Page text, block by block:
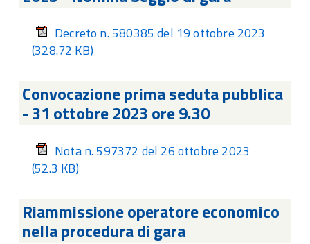
Decreto n. 580385 del 19 ottobre 2023
(328.72 KB)
Convocazione prima seduta pubblica
- 31 ottobre 2023 ore 9.30
Nota n. 597372 del 26 ottobre 2023
(52.3 KB)
Riammissione operatore economico
nella procedura di gara